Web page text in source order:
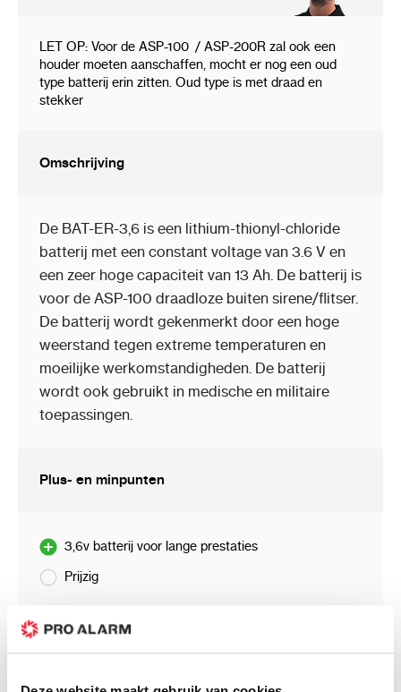
LET OP: Voor de ASP-100 / ASP-200R zal ook een
houder moeten aanschaffen, mocht er nog een oud
type batterij erin zitten. Oud type is met draad en
stekker
Omschrijving
De BAT-ER-3,6 is een lithium-thionyl-chloride
batterij met een constant voltage van 3.6 V en
een zeer hoge capaciteit van 13 Ah. De batterij is
voor de ASP-100 draadloze buiten sirene/flitser.
De batterij wordt gekenmerkt door een hoge
weerstand tegen extreme temperaturen en
moeilijke werkomstandigheden. De batterij
wordt ook gebruikt in medische en militaire
toepassingen.
Plus- en minpunten
3,6v batterij voor lange prestaties
Prijzig